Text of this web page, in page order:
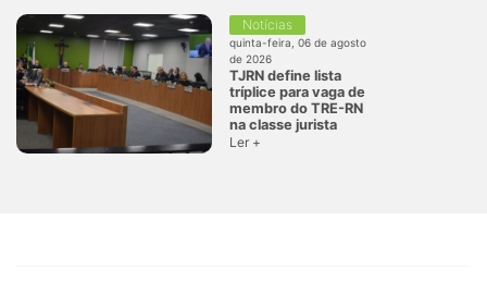
Notícias
quinta-feira, 06 de agosto
de 2026
TJRN define lista
tríplice para vaga de
membro do TRE-RN
na classe jurista
Ler +